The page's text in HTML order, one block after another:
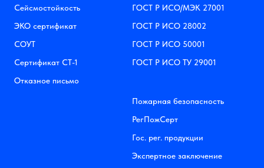
Сейсмостойкость
ЭКО сертификат
СОУТ
Сертификат СТ-1
Отказное письмо
ГОСТ Р ИСО/МЭК 27001
ГОСТ Р ИСО 28002
ГОСТ Р ИСО 50001
ГОСТ Р ИСО ТУ 29001
Пожарная безопасность
РегПожСерт
Гос. рег. продукции
Экспертное заключение